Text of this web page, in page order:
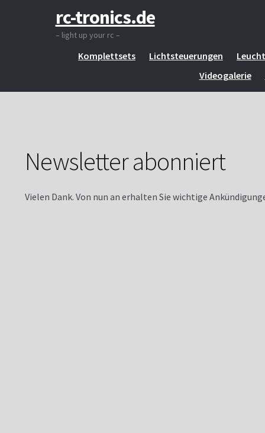
Zur
Navigation
springen
Zum
Inhalt
springen
rc-tronics.de
– light up your rc –
Komplettsets Lichtsteuerungen
Videogalerie
Newsletter abonniert
Newsletter abonniert
Vielen Dank. Von nun an erhalten Sie wichtige